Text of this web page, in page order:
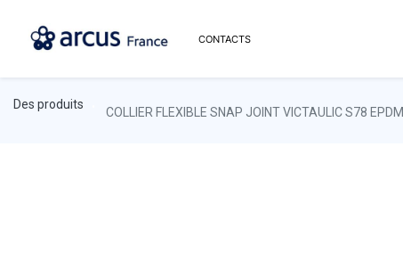
CONTACTS
Des produits
COLLIER FLEXIBLE SNAP JOINT VICTAULIC S78 EPDM